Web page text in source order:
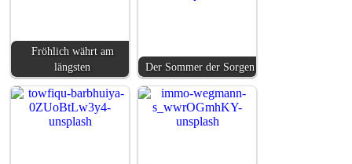
Fröhlich währt am
längsten
Der Sommer der Sorgen